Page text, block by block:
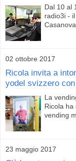
Dal 10 al
radio3i -
02 ottobre 2017
Ricola invita a
yodel svizzero
La
Ricola ha
vending
23 maggio 2017